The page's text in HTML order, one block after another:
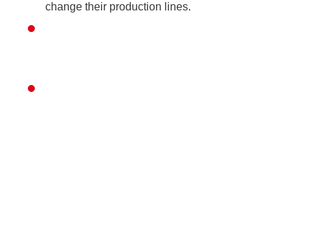
change their production lines.